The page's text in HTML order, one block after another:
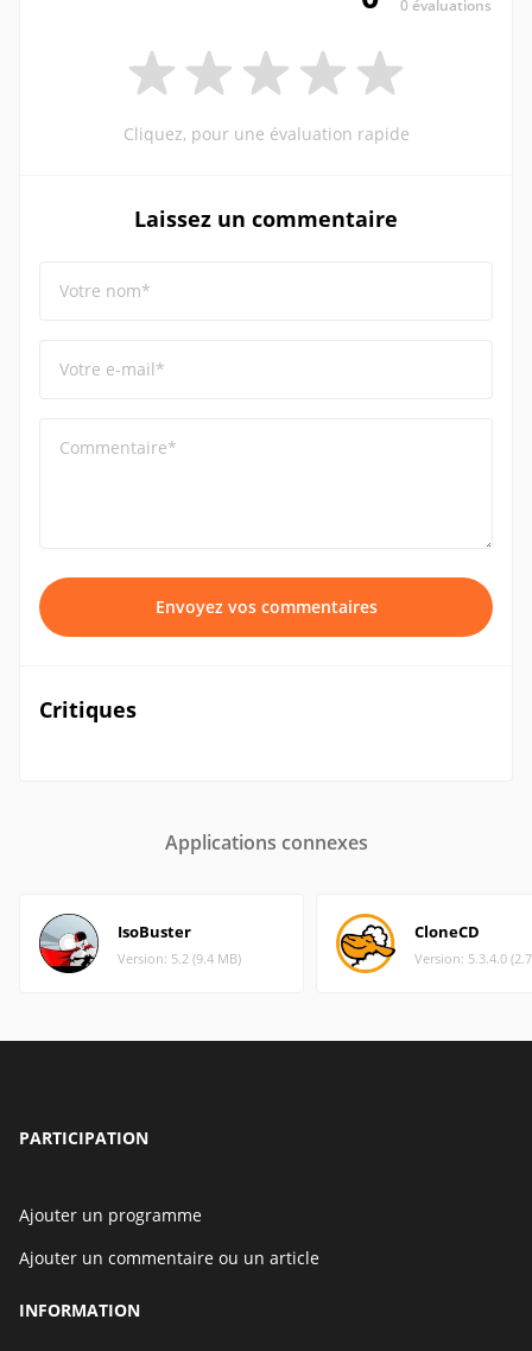
0 évaluations
Cliquez, pour une évaluation rapide
Laissez un commentaire
Votre nom*
Votre e-mail*
Commentaire*
Envoyez vos commentaires
Critiques
Applications connexes
IsoBuster
Version: 5.2 (9.4 MB)
CloneCD
Version: 5.3.4.0
PARTICIPATION
Ajouter un programme
Ajouter un commentaire ou un article
INFORMATION